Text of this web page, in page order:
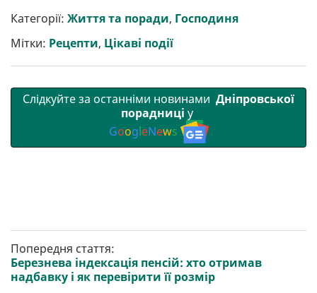
р
и
и
b
o
k
t
e
l g
r
a
m
s
A
p
p
r l
Категорії: Життя та поради, Господиня
Мітки: Рецепти, Цікаві події
Слідкуйте за останніми новинами Дніпровської
порадниці у
GoogleNews
Попередня стаття:
Березнева індексація пенсій: хто отримав
надбавку і як перевірити її розмір